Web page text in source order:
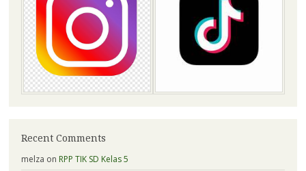
Recent Comments
melza on RPP TIK SD Kelas 5